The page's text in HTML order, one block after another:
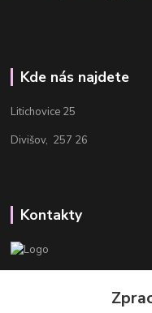
Kde nás najdete
Litichovice 25
Divišov, 257 26
Kontakty
+420 608 488 601